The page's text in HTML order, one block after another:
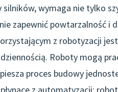
wymaga nie tylko
zapewnić powtarzalność i
z robotyzacji
Roboty mogą
proces budowy